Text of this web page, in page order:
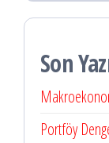
Son
Portföy